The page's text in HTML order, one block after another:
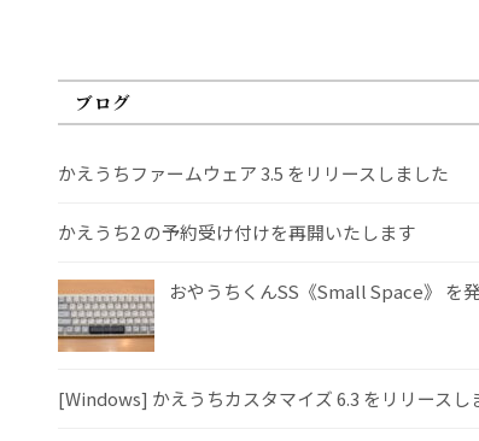
ブログ
かえうちファームウェア 3.5 をリリースしました
かえうち2 の予約受け付けを再開いたします
おやうちくんSS《Small Space》 を
[Windows] かえうちカスタマイズ 6.3 をリリースし